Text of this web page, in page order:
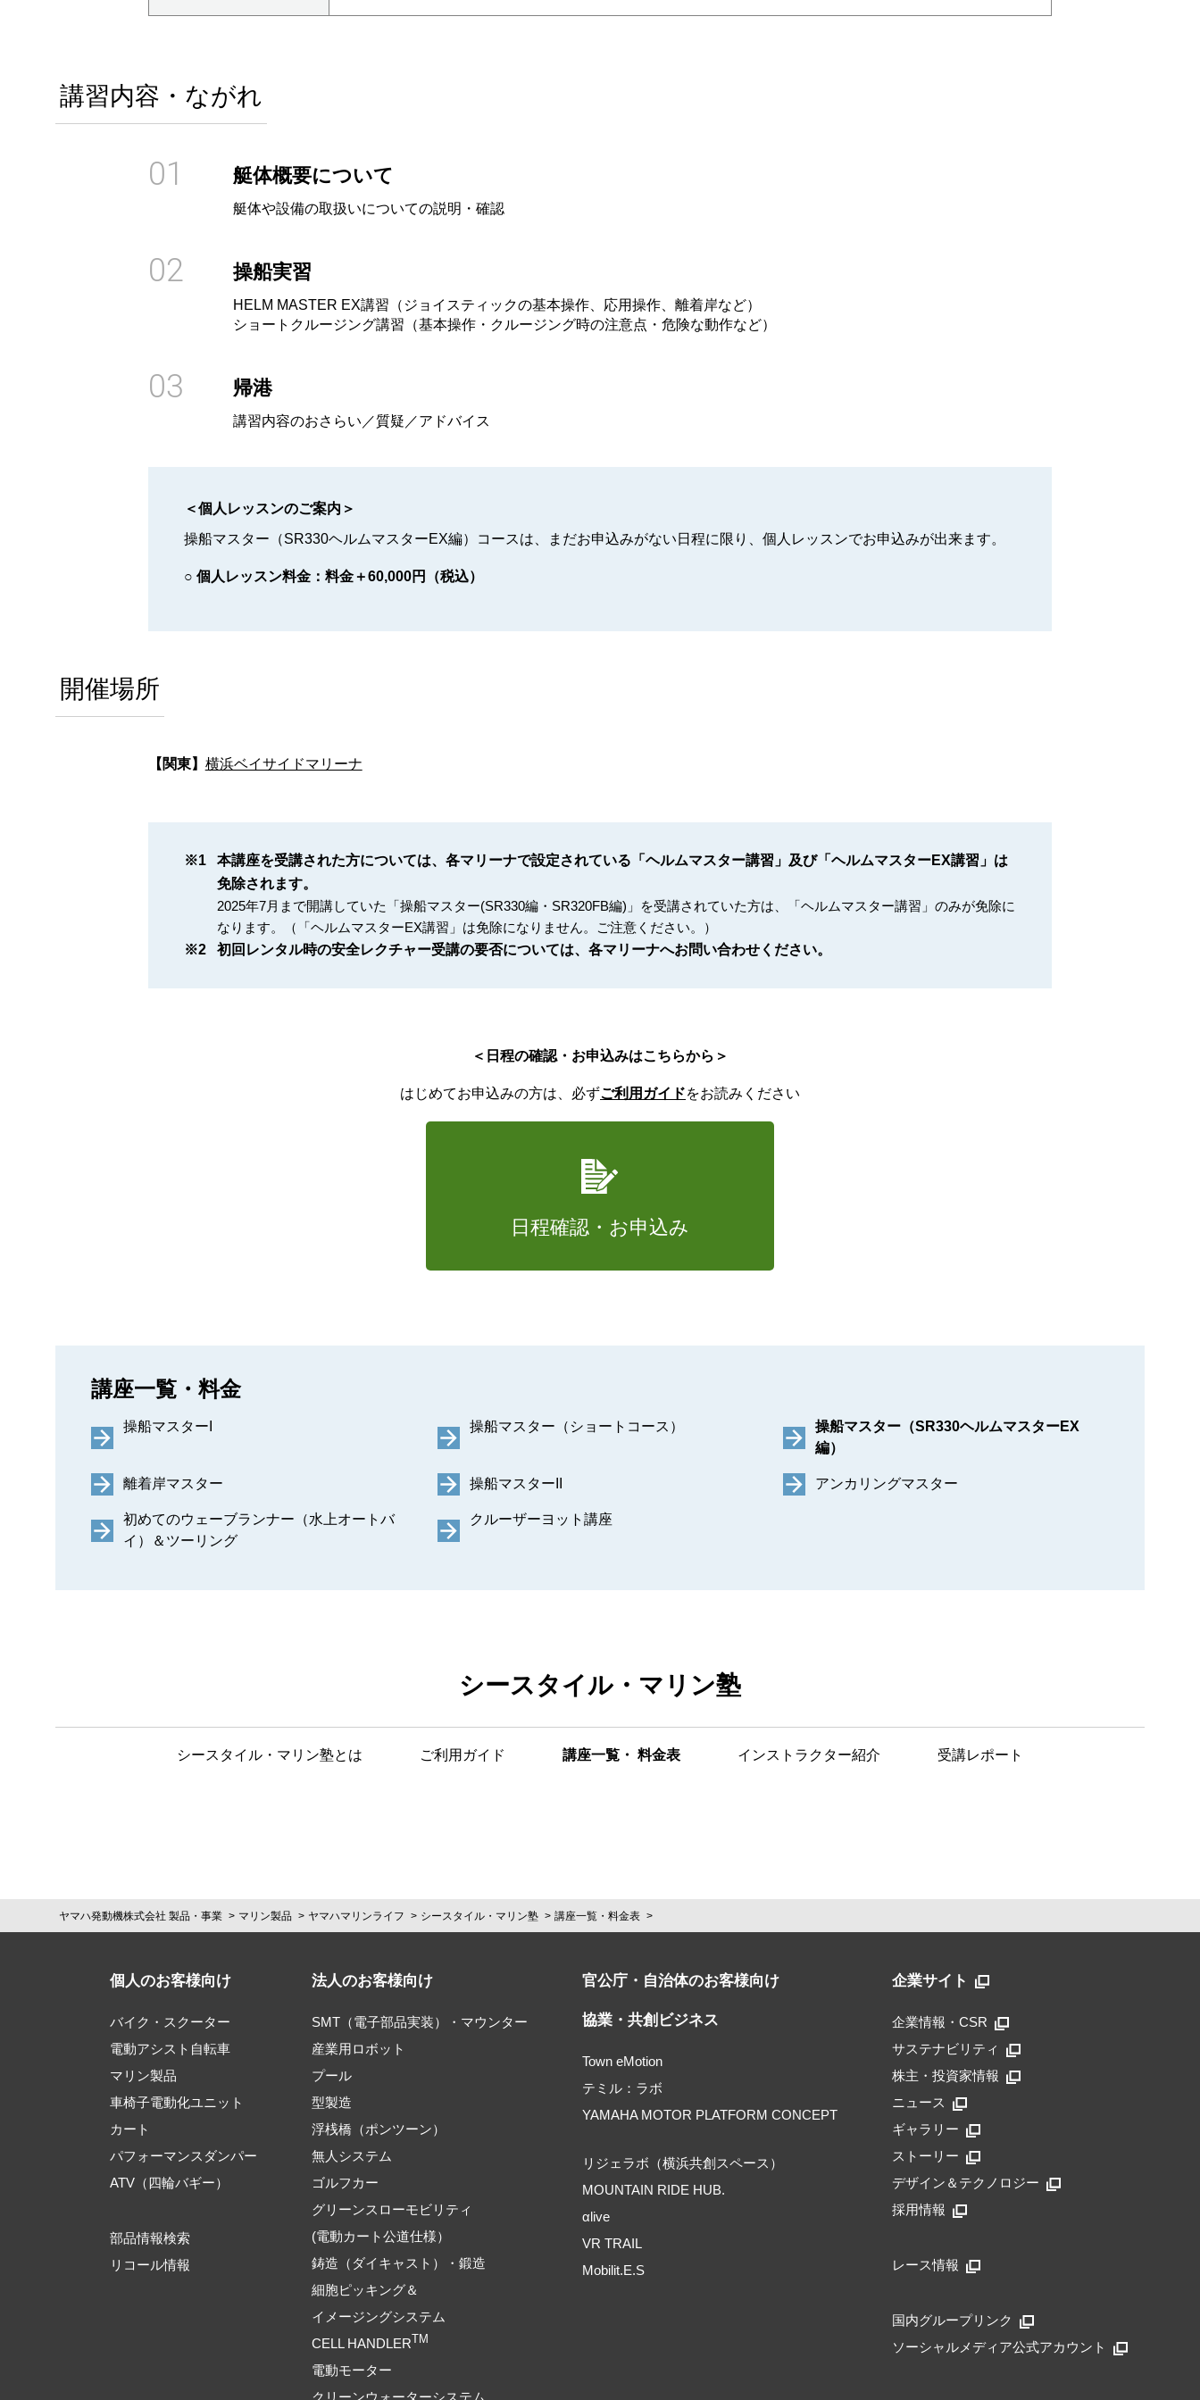
講習内容・ながれ
01 艇体概要について
艇体や設備の取扱いについての説明・確認
02 操船実習
HELM MASTER EX講習（ジョイスティックの基本操作、応用操作、離着岸など）
ショートクルージング講習（基本操作・クルージング時の注意点・危険な動作など）
03 帰港
講習内容のおさらい／質疑／アドバイス
＜個人レッスンのご案内＞
操船マスター（SR330ヘルムマスターEX編）コースは、まだお申込みがない日程に限り、個人レッスンでお申込みが出来ます。
○ 個人レッスン料金：料金＋60,000円（税込）
開催場所
【関東】 横浜ベイサイドマリーナ
※1
本講座を受講された方については、各マリーナで設定されている「ヘルムマスター講習」及び「ヘルムマスターEX講習」は
免除されます。
2025年7月まで開講していた「操船マスター(SR330編・SR320FB編)」を受講されていた方は、「ヘルムマスター講習」のみが免除に
なります。（「ヘルムマスターEX講習」は免除になりません。ご注意ください。）
※2
初回レンタル時の安全レクチャー受講の要否については、各マリーナへお問い合わせください。
＜日程の確認・お申込みはこちらから＞
はじめてお申込みの方は、必ずご利用ガイドをお読みください
日程確認・お申込み
講座一覧・料金
操船マスターI 操船マスター（ショートコース）
操船マスター（SR330ヘルムマスターEX
編）
離着岸マスター 操船マスターII アンカリングマスター
初めてのウェーブランナー（水上オートバ
イ）＆ツーリング
クルーザーヨット講座
シースタイル・マリン塾
シースタイル・マリン塾とは ご利用ガイド 講座一覧・ 料金表 インストラクター紹介 受講レポート
ヤマハ発動機株式会社 製品・事業 マリン製品 ヤマハマリンライフ シースタイル・マリン塾 講座一覧・料金表
個人のお客様向け
バイク・スクーター
電動アシスト自転車
マリン製品
車椅子電動化ユニット
カート
パフォーマンスダンパー
ATV（四輪バギー）
部品情報検索
リコール情報
法人のお客様向け
SMT（電子部品実装）・マウンター
産業用ロボット
プール
型製造
浮桟橋（ポンツーン）
無人システム
ゴルフカー
グリーンスローモビリティ
(電動カート公道仕様）
鋳造（ダイキャスト）・鍛造
細胞ピッキング＆
イメージングシステム
CELL HANDLERTM
電動モーター
官公庁・自治体のお客様向け
協業・共創ビジネス
Town eMotion
テミル：ラボ
YAMAHA MOTOR PLATFORM CONCEPT
リジェラボ（横浜共創スペース）
MOUNTAIN RIDE HUB.
αlive
VR TRAIL
Mobilit.E.S
企業サイト
企業情報・CSR
サステナビリティ
株主・投資家情報
ニュース
ギャラリー
ストーリー
デザイン＆テクノロジー
採用情報
レース情報
国内グループリンク
ソーシャルメディア公式アカウント